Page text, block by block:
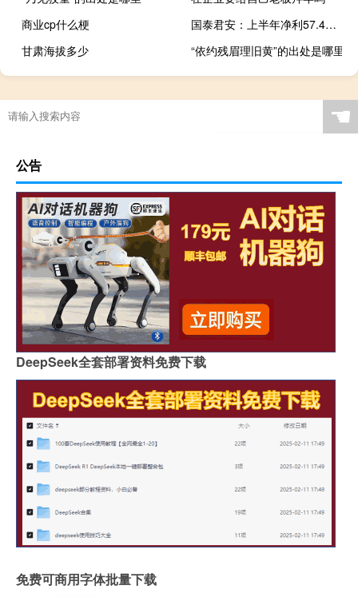
商业cp什么梗
国泰君安：上半年净利57.4亿元同比降9.89%
甘肃海拔多少
“依约残眉理旧黄”的出处是哪里
硕士研究生考试官网（硕士研究生）
☚
公告
DeepSeek全套部署资料免费下载
免费可商用字体批量下载